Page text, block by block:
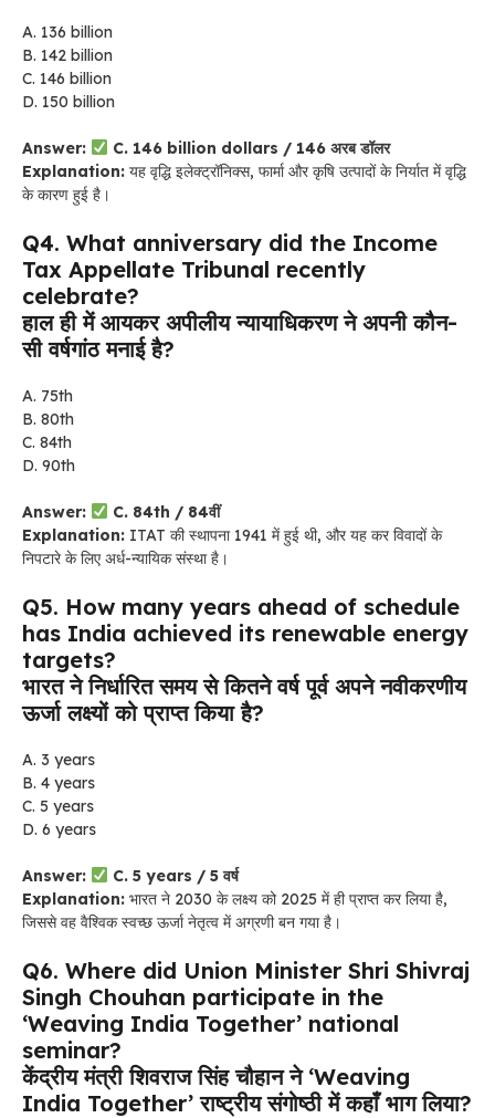
A. 136 billion
B. 142 billion
C. 146 billion
D. 150 billion
Answer:
C. 146 billion dollars / 146 अरब डॉलर
Explanation: यह वृद्धि इलेक्ट्रॉनिक्स, फार्मा और कृषि उत्पादों के निर्यात में वृद्धि
के कारण हुई है।
Q4. What anniversary did the Income
Tax Appellate Tribunal recently
celebrate?
हाल ही में आयकर अपीलीय न्यायाधिकरण ने अपनी कौन-
सी वर्षगांठ मनाई है?
A. 75th
B. 80th
C. 84th
D. 90th
Answer:
C. 84th / 84वीं
Explanation: ITAT की स्थापना 1941 में हुई थी, और यह कर विवादों के
निपटारे के लिए अर्ध-न्यायिक संस्था है।
Q5. How many years ahead of schedule
has India achieved its renewable energy
targets?
भारत ने निर्धारित समय से कितने वर्ष पूर्व अपने नवीकरणीय
ऊर्जा लक्ष्यों को प्राप्त किया है?
A. 3 years
B. 4 years
C. 5 years
D. 6 years
Answer:
C. 5 years / 5 वर्ष
Explanation: भारत ने 2030 के लक्ष्य को 2025 में ही प्राप्त कर लिया है,
जिससे वह वैश्विक स्वच्छ ऊर्जा नेतृत्व में अग्रणी बन गया है।
Q6. Where did Union Minister Shri Shivraj
Singh Chouhan participate in the
‘Weaving India Together’ national
seminar?
केंद्रीय मंत्री शिवराज सिंह चौहान ने ‘Weaving
India Together’ राष्ट्रीय संगोष्ठी में कहाँ भाग लिया?